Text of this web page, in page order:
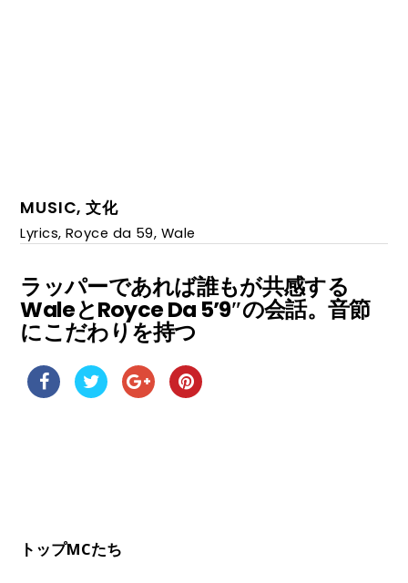
MUSIC, 文化
Lyrics, Royce da 59, Wale
ラッパーであれば誰もが共感する
WaleとRoyce Da 5’9″の会話。音節
にこだわりを持つ
トップMCたち